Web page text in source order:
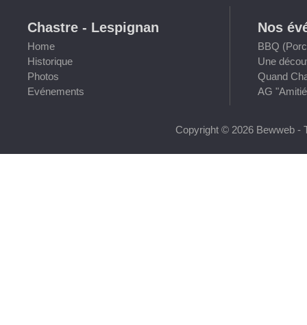
Chastre - Lespignan
Home
Historique
Photos
Evénements
Nos
BBQ
Une
Quand
AG
Copyright © 2026 Bewweb -